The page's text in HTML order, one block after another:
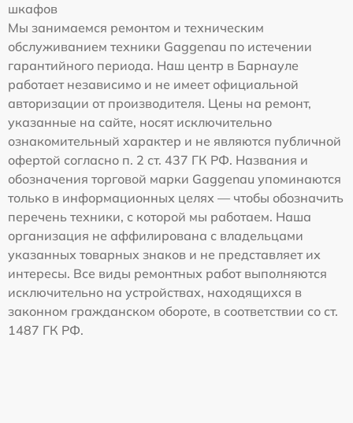
шкафов
Мы занимаемся ремонтом и техническим
обслуживанием техники Gaggenau по истечении
гарантийного периода. Наш центр в Барнауле
работает независимо и не имеет официальной
авторизации от производителя. Цены на ремонт,
указанные на сайте, носят исключительно
ознакомительный характер и не являются публичной
офертой согласно п. 2 ст. 437 ГК РФ. Названия и
обозначения торговой марки Gaggenau упоминаются
только в информационных целях — чтобы обозначить
перечень техники, с которой мы работаем. Наша
организация не аффилирована с владельцами
указанных товарных знаков и не представляет их
интересы. Все виды ремонтных работ выполняются
исключительно на устройствах, находящихся в
законном гражданском обороте, в соответствии со ст.
1487 ГК РФ.